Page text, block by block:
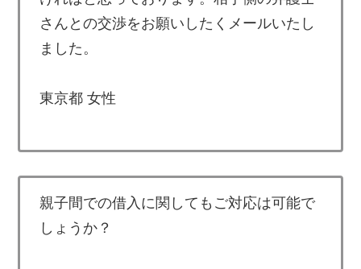
さんとの交渉をお願いしたくメールいたし
ました。
東京都 女性
親子間での借入に関してもご対応は可能で
しょうか？